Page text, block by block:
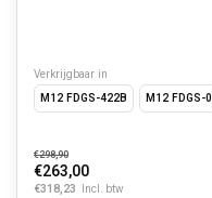
Verkrijgbaar in
M12 FDGS-422B
M12 FDGS-0
€298,90
€263,00
€318,23 Incl. btw